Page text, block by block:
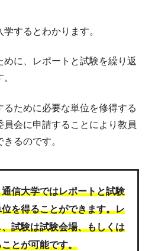
するとわかります。
に、レポートと試験を繰り返
ために必要な単位を修得する
員会に申請することにより教員
るのです。
信大学ではレポートと試験
を得ることができます。レ
試験は試験会場、もしくは
とが可能です。